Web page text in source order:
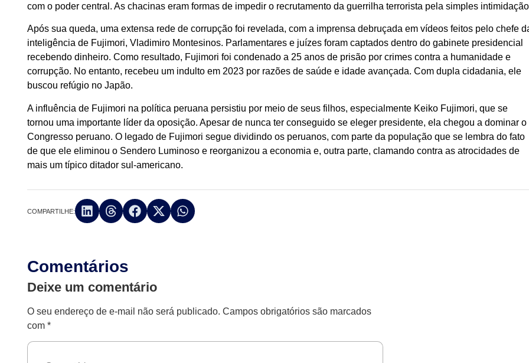
com o poder central. As chacinas eram formas de impedir o recrutamento da guerrilha terrorista pela simples
Após sua queda, uma extensa rede de corrupção foi revelada, com a imprensa debruçada em vídeos feitos pelo chefe
inteligência de Fujimori, Vladimiro Montesinos. Parlamentares e juízes foram captados dentro do gabinete presidencial
recebendo dinheiro. Como resultado, Fujimori foi condenado a 25 anos de prisão por crimes contra a humanidade e
corrupção. No entanto, recebeu um indulto em 2023 por razões de saúde e idade avançada. Com dupla cidadania, ele
buscou refúgio no Japão.
A influência de Fujimori na política peruana persistiu por meio de seus filhos, especialmente Keiko Fujimori, que se
tornou uma importante líder da oposição. Apesar de nunca ter conseguido se eleger presidente, ela chegou a dominar o
Congresso peruano. O legado de Fujimori segue dividindo os peruanos, com parte da população que se lembra do fato
de que ele eliminou o Sendero Luminoso e reorganizou a economia e, outra parte, clamando contra as atrocidades de
mais um típico ditador sul-americano.
COMPARTILHE:
Comentários
Deixe um comentário
O seu endereço de e-mail não será publicado. Campos obrigatórios são marcados
com*